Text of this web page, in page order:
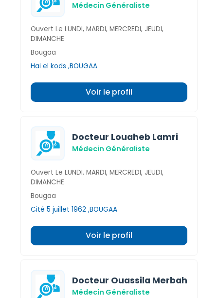
Médecin Généraliste
Ouvert Le LUNDI, MARDI, MERCREDI, JEUDI,
DIMANCHE
Bougaa
Hai el kods ,BOUGAA
Voir le profil
Docteur Louaheb Lamri
Médecin Généraliste
Ouvert Le LUNDI, MARDI, MERCREDI, JEUDI,
DIMANCHE
Bougaa
Cité 5 juillet 1962 ,BOUGAA
Voir le profil
Docteur Ouassila Merbah
Médecin Généraliste